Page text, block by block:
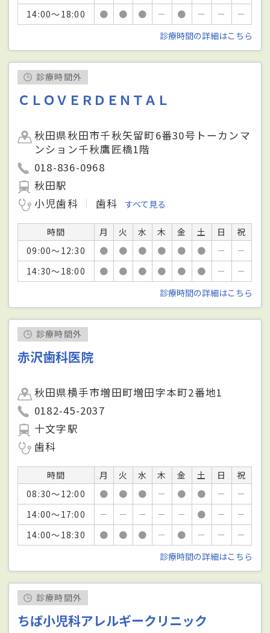
14:00～18:00
● ● ● － ● － －
－
診療時間の詳細はこちら
診療時間外
ＣＬＯＶＥＲＤＥＮＴＡＬ
秋田県秋田市千秋矢留町6番30号トーカンマ
ンション千秋鷹匠橋1階
018-836-0968
秋田駅
小児歯科
歯科 すべて見る
時間 月 火 水 木 金 土 日
祝
09:00～12:30
● ● ● ● ● ● －
－
14:30～18:00
● ● ● ● ● ● －
－
診療時間の詳細はこちら
診療時間外
赤沢歯科医院
秋田県横手市増田町増田字本町2番地1
0182-45-2037
十文字駅
歯科
時間 月 火 水 木 金 土 日
祝
08:30～12:00
● ● ● － ● ● －
－
14:00～17:00
－ － － － － ● －
－
14:00～18:30
● ● ● － ● － －
－
診療時間の詳細はこちら
診療時間外
ちば小児科アレルギークリニック